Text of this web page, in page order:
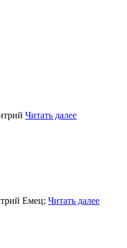
Читать далее
Емец; Читать далее